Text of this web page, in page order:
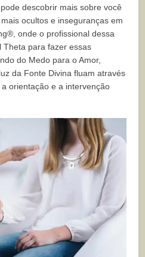
descobrir mais sobre você
ocultos e inseguranças em
onde o profissional dessa
Theta para fazer essas
do Medo para o Amor,
da Fonte Divina fluam através
orientação e a intervenção